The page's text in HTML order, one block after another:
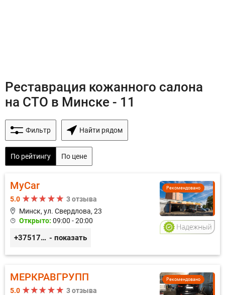
Реставрация кожанного салона
на СТО в Минске - 11
Фильтр Найти рядом
По рейтингу По цене
Рекомендовано
MyCar
5.0
3 отзыва
Минск, ул. Свердлова, 23
Открыто: 09:00 - 20:00
+375173212443 - показать
Рекомендовано
МЕРКРАВГРУПП
5.0
3 отзыва